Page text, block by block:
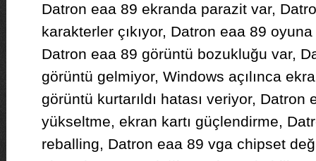
Datron eaa 89 ekranda parazit var,
karakterler çıkıyor, Datron eaa 89
Datron eaa 89 görüntü bozukluğu var,
görüntü gelmiyor, Windows açılınca
görüntü kurtarıldı hatası veriyor, Datron
yükseltme, ekran kartı güçlendirme,
reballing, Datron eaa 89 vga chipset